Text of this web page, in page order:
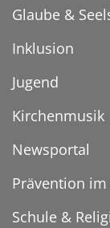
Glaube &
Inklusion
Jugend
Kirchenmusik
Newsportal
Prävention
Schule &